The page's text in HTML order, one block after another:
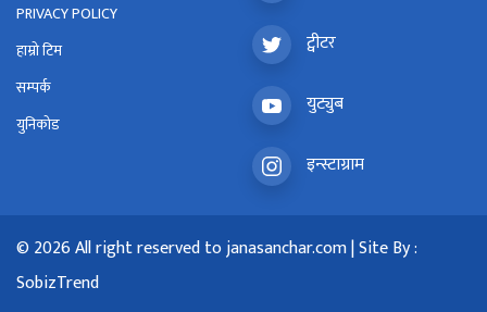
PRIVACY POLICY
हाम्रो टिम
सम्पर्क
युनिकोड
ट्वीटर
युट्युब
इन्स्टाग्राम
© 2026 All right reserved to janasanchar.com | Site By :
SobizTrend